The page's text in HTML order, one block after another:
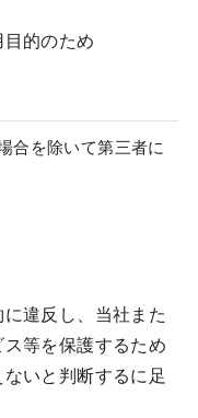
目的のため
合を除いて第三者に
違反し、当社また
等を保護するため
いと判断するに足